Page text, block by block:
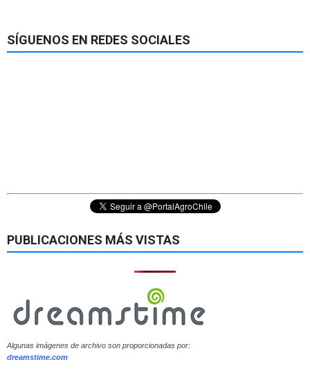
SÍGUENOS EN REDES SOCIALES
PUBLICACIONES MÁS VISTAS
Algunas imágenes de archivo son proporcionadas por:
dreamstime.com